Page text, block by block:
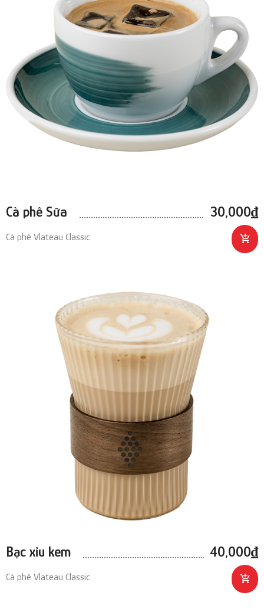
Cà phê Sữa 30,000₫
Cà phê Vlateau Classic
Bạc xỉu kem 40,000₫
Cà phê Vlateau Classic